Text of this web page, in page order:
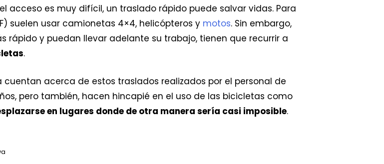
acceso es muy difícil, un traslado rápido puede salvar vidas. Para
suelen usar camionetas 4×4, helicópteros y motos. Sin embargo,
rápido y puedan llevar adelante su trabajo, tienen que recurrir a
.
acerca de estos traslados realizados por el personal de
pero también, hacen hincapié en el uso de las bicicletas como
en lugares donde de otra manera sería casi imposible.